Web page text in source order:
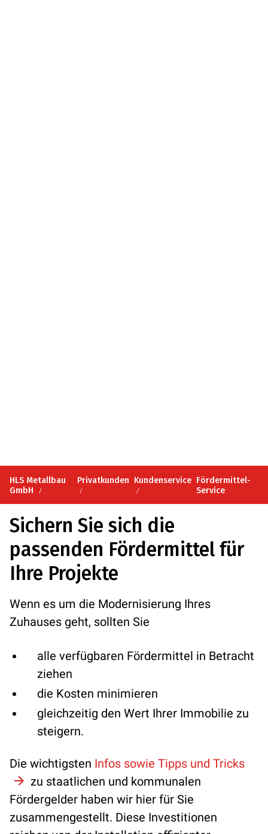
HLS Metallbau
GmbH
Privatkunden Kundenservice Fördermittel-
Service
Sichern Sie sich die
passenden Fördermittel für
Ihre Projekte
Wenn es um die Modernisierung Ihres
Zuhauses geht, sollten Sie
alle verfügbaren Fördermittel in Betracht
ziehen
die Kosten minimieren
gleichzeitig den Wert Ihrer Immobilie zu
steigern.
Die wichtigsten Infos sowie Tipps und Tricks
zu staatlichen und kommunalen
Fördergelder haben wir hier für Sie
zusammengestellt. Diese Investitionen